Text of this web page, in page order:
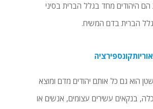
היהודים מחד בגלל הברית בסיני
הברית בדם המשיח.
הוא גם כל אותם יהודים מדם ומוצא
בנקאים עשירים עצומים, אנשים או